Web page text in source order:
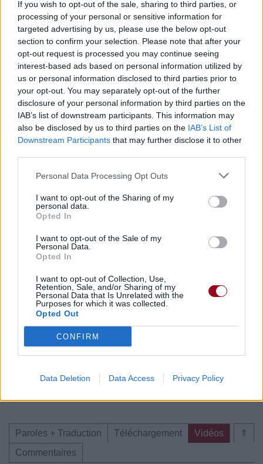
If you wish to opt-out of the sale, sharing to third parties, or
processing of your personal or sensitive information for
targeted advertising by us, please use the below opt-out
section to confirm your selection. Please note that after your
opt-out request is processed you may continue seeing
interest-based ads based on personal information utilized by
us or personal information disclosed to third parties prior to
your opt-out. You may separately opt-out of the further
disclosure of your personal information by third parties on the
IAB’s list of downstream participants. This information may
also be disclosed by us to third parties on the IAB’s List of
Downstream Participants that may further disclose it to other
Personal Data Processing Opt Outs
I want to opt-out of the Sharing of my
personal data.
Opted In
I want to opt-out of the Sale of my
Personal Data.
Opted In
I want to opt-out of Collection, Use,
Retention, Sale, and/or Sharing of my
Personal Data that Is Unrelated with the
Purposes for which it was collected.
Opted Out
CONFIRM
Data Deletion Data Access Privacy Policy
Publié parPinkCrazyPrincess 25826 5 5 7 le 3 mai
2020 à 9h38.
Chanteurs : Lisa Fischer
Albums : Made In America [BO]
Paroles + Traduction
Commentaires
Pour prolonger le plaisir musical :
Vous aimez chanter, apprenez la guitare chez
Télécharger légalement les MP3 sur
Télécharger légalement les MP3 ou trouver le CD sur
Trouver un instrument de musique ou une partition au
⇑
Paroles + Traduction Téléchargement
Vidéos
Commentaires